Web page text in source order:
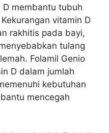
D membantu tubuh
vitamin D
rakhitis pada bayi,
tulang
Folamil Genio
D dalam jumlah
kebutuhan
mencegah